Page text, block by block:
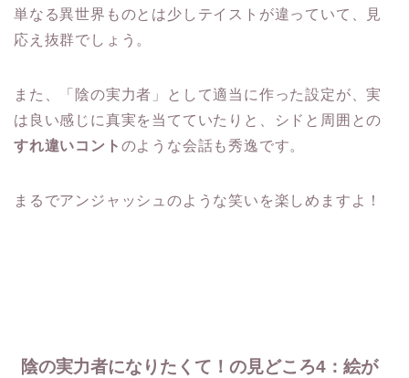
単なる異世界ものとは少しテイストが違っていて、見
応え抜群でしょう。
また、「陰の実力者」として適当に作った設定が、実
は良い感じに真実を当てていたりと、シドと周囲との
すれ違いコント のような会話も秀逸です。
まるでアンジャッシュのような笑いを楽しめますよ！
陰の実力者になりたくて！の見どころ4：絵が